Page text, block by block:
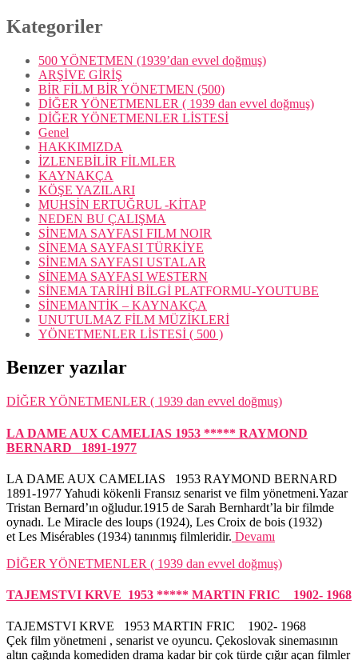
Kategoriler
500 YÖNETMEN (1939’dan evvel doğmuş)
ARŞİVE GİRİŞ
BİR FİLM BİR YÖNETMEN (500)
DİĞER YÖNETMENLER ( 1939 dan evvel doğmuş)
DİĞER YÖNETMENLER LİSTESİ
Genel
HAKKIMIZDA
İZLENEBİLİR FİLMLER
KAYNAKÇA
KÖŞE YAZILARI
MUHSİN ERTUĞRUL -KİTAP
NEDEN BU ÇALIŞMA
SİNEMA SAYFASI FILM NOIR
SİNEMA SAYFASI TÜRKİYE
SİNEMA SAYFASI USTALAR
SİNEMA SAYFASI WESTERN
SİNEMA TARİHİ BİLGİ PLATFORMU-YOUTUBE
SİNEMANTİK – KAYNAKÇA
UNUTULMAZ FİLM MÜZİKLERİ
YÖNETMENLER LİSTESİ ( 500 )
Benzer yazılar
DİĞER YÖNETMENLER ( 1939 dan evvel doğmuş)
LA DAME AUX CAMELIAS 1953 ***** RAYMOND
BERNARD 1891-1977
LA DAME AUX CAMELIAS 1953 RAYMOND BERNARD
1891-1977 Yahudi kökenli Fransız senarist ve film yönetmeni.Yazar
Tristan Bernard’ın oğludur.1915 de Sarah Bernhardt’la bir filmde
oynadı. Le Miracle des loups (1924), Les Croix de bois (1932)
et Les Misérables (1934) tanınmış filmleridir. Devamı
DİĞER YÖNETMENLER ( 1939 dan evvel doğmuş)
TAJEMSTVI KRVE 1953 ***** MARTIN FRIC 1902- 1968
TAJEMSTVI KRVE 1953 MARTIN FRIC 1902- 1968
Çek film yönetmeni , senarist ve oyuncu. Çekoslovak sinemasının
altın çağında komediden drama kadar bir çok türde çığır açan filmler